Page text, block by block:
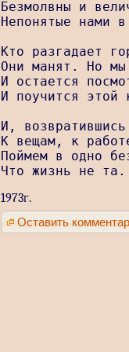
Безмолвны и
Непонятые нами
Кто разгадает
Они манят. Но
И остается
И поучится этой
И,
К вещам, к
Поймем в одно
Что жизнь не
1973г.
Оставить